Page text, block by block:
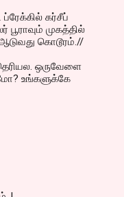
கர்சீப்
முகத்தில்
கொடூரம்.//
ஒருவேளை
உங்களுக்கே